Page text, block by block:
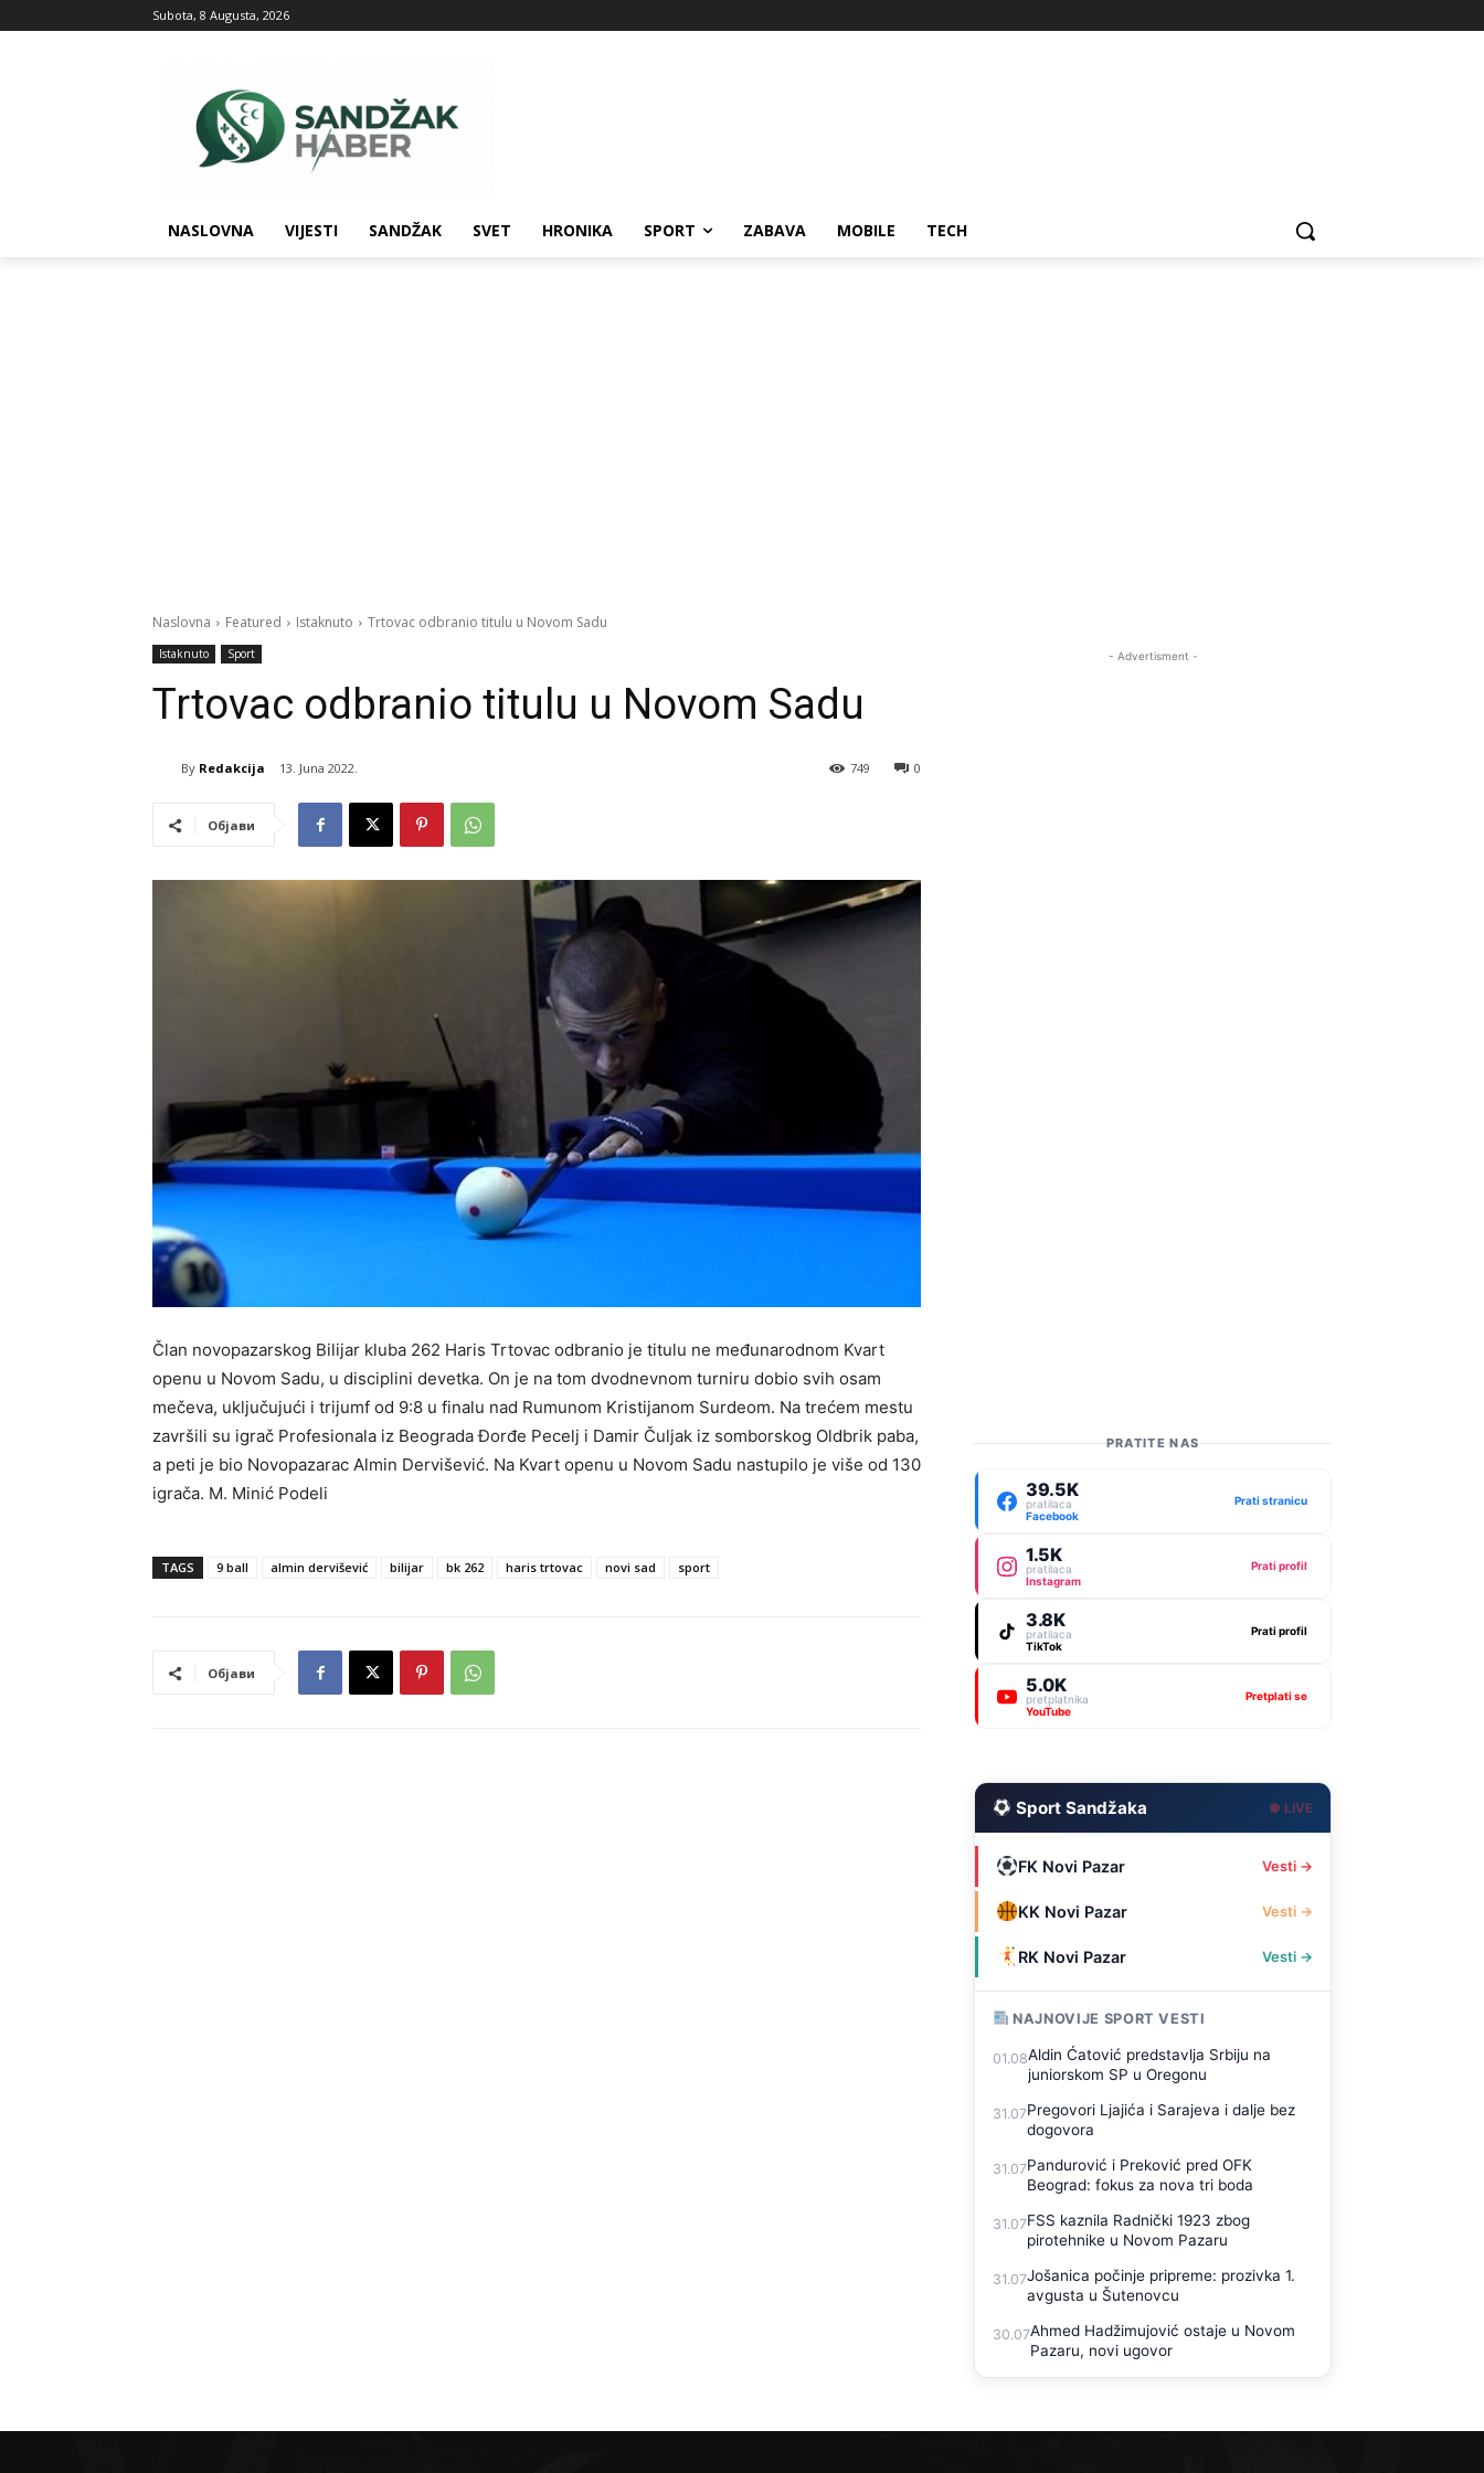
Subota, 8 Augusta, 2026
NASLOVNA VIJESTI SANDŽAK SVET HRONIKA SPORT ZABAVA MOBILE TECH
Naslovna Featured Istaknuto Trtovac odbranio titulu u Novom Sadu
Istaknuto Sport
Trtovac odbranio titulu u Novom Sadu
By Redakcija 13. Juna 2022. 0
749
Објави
Član novopazarskog Bilijar kluba 262 Haris Trtovac odbranio je titulu ne međunarodnom Kvart
openu u Novom Sadu, u disciplini devetka. On je na tom dvodnevnom turniru dobio svih osam
mečeva, uključujući i trijumf od 9:8 u finalu nad Rumunom Kristijanom Surdeom. Na trećem mestu
završili su igrač Profesionala iz Beograda Đorđe Pecelj i Damir Čuljak iz somborskog Oldbrik paba,
a peti je bio Novopazarac Almin Dervišević. Na Kvart openu u Novom Sadu nastupilo je više od 130
igrača. M. Minić Podeli
TAGS 9 ball almin dervišević bilijar bk 262 haris trtovac novi sad sport
Објави
- Advertisment -
PRATITE NAS
39.5K
pratilaca
Facebook
Prati stranicu
1.5K
pratilaca
Instagram
Prati profil
3.8K
pratilaca
TikTok
Prati profil
5.0K
pretplatnika
YouTube
Pretplati se
Sport Sandžaka ● LIVE
FK Novi Pazar Vesti →
KK Novi Pazar Vesti →
RK Novi Pazar Vesti →
NAJNOVIJE SPORT VESTI
01.08Aldin Ćatović predstavlja Srbiju na
juniorskom SP u Oregonu
31.07Pregovori Ljajića i Sarajeva i dalje bez
dogovora
31.07Pandurović i Preković pred OFK
Beograd: fokus za nova tri boda
31.07FSS kaznila Radnički 1923 zbog
pirotehnike u Novom Pazaru
31.07Jošanica počinje pripreme: prozivka 1.
avgusta u Šutenovcu
30.07Ahmed Hadžimujović ostaje u Novom
Pazaru, novi ugovor